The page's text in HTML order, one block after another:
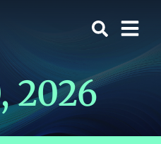
2026